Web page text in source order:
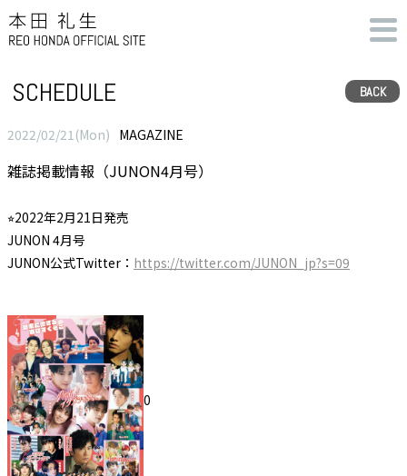
SCHEDULE BACK
2022/02/21(Mon) MAGAZINE
雑誌掲載情報（JUNON4月号）
⭐︎2022年2月21日発売
JUNON 4月号
JUNON公式Twitter： https://twitter.com/JUNON_jp?s=09
0